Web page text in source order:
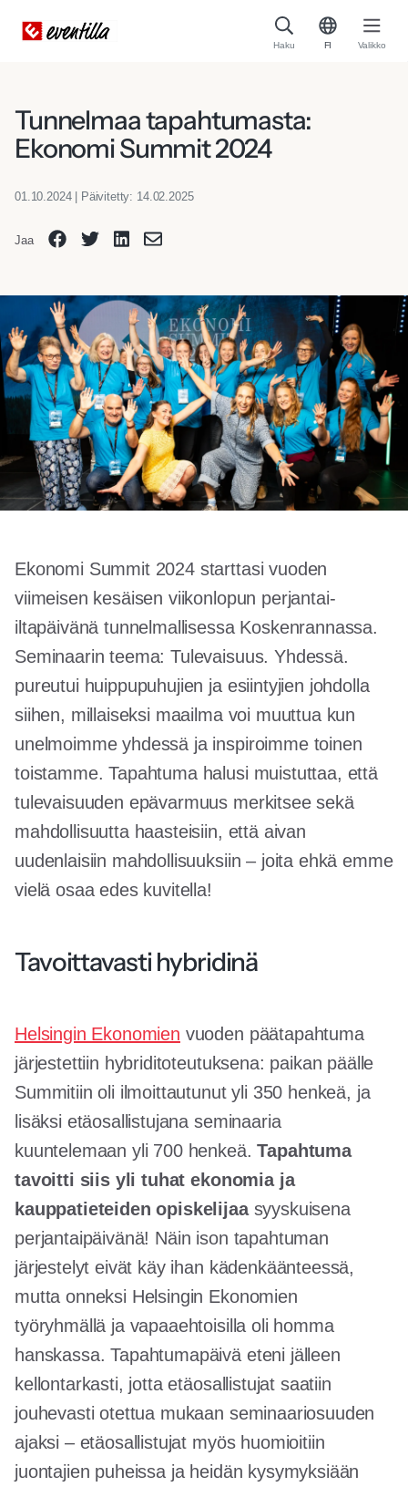
Haku FI Valikko
Tunnelmaa tapahtumasta:
Ekonomi Summit 2024
01.10.2024 | Päivitetty: 14.02.2025
Jaa
Ekonomi Summit 2024 starttasi vuoden
viimeisen kesäisen viikonlopun perjantai-
iltapäivänä tunnelmallisessa Koskenrannassa.
Seminaarin teema: Tulevaisuus. Yhdessä.
pureutui huippupuhujien ja esiintyjien johdolla
siihen, millaiseksi maailma voi muuttua kun
unelmoimme yhdessä ja inspiroimme toinen
toistamme. Tapahtuma halusi muistuttaa, että
tulevaisuuden epävarmuus merkitsee sekä
mahdollisuutta haasteisiin, että aivan
uudenlaisiin mahdollisuuksiin – joita ehkä emme
vielä osaa edes kuvitella!
Tavoittavasti hybridinä
Helsingin Ekonomien vuoden päätapahtuma
järjestettiin hybriditoteutuksena: paikan päälle
Summitiin oli ilmoittautunut yli 350 henkeä, ja
lisäksi etäosallistujana seminaaria
kuuntelemaan yli 700 henkeä.Tapahtuma
tavoitti siis yli tuhat ekonomia ja
kauppatieteiden opiskelijaasyyskuisena
perjantaipäivänä! Näin ison tapahtuman
järjestelyt eivät käy ihan kädenkäänteessä,
mutta onneksi Helsingin Ekonomien
työryhmällä ja vapaaehtoisilla oli homma
hanskassa. Tapahtumapäivä eteni jälleen
kellontarkasti, jotta etäosallistujat saatiin
jouhevasti otettua mukaan seminaariosuuden
ajaksi – etäosallistujat myös huomioitiin
juontajien puheissa ja heidän kysymyksiään